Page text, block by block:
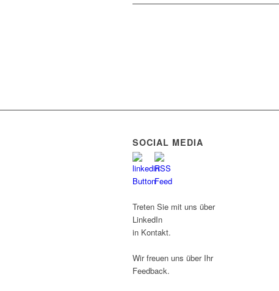
SOCIAL MEDIA
Treten Sie mit uns über
LinkedIn
in Kontakt.
Wir freuen uns über Ihr
Feedback.